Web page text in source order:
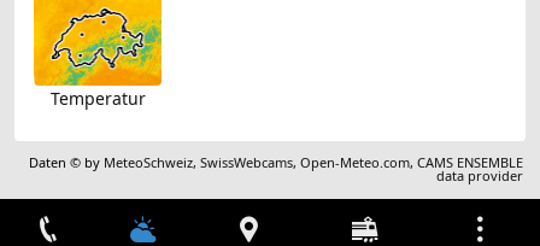
Temperatur
Daten © by MeteoSchweiz,SwissWebcams,Open-Meteo.com,CAMS ENSEMBLE
data provider